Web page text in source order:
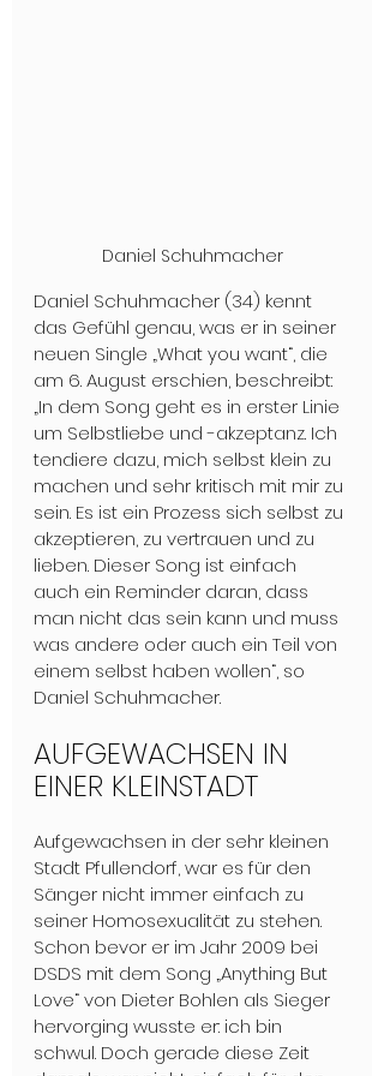
Daniel Schuhmacher
Daniel Schuhmacher (34) kennt
das Gefühl genau, was er in seiner
neuen Single „What you want“, die
am 6. August erschien, beschreibt:
„In dem Song geht es in erster Linie
um Selbstliebe und -akzeptanz. Ich
tendiere dazu, mich selbst klein zu
machen und sehr kritisch mit mir zu
sein. Es ist ein Prozess sich selbst zu
akzeptieren, zu vertrauen und zu
lieben. Dieser Song ist einfach
auch ein Reminder daran, dass
man nicht das sein kann und muss
was andere oder auch ein Teil von
einem selbst haben wollen“, so
Daniel Schuhmacher.
AUFGEWACHSEN IN
EINER KLEINSTADT
Aufgewachsen in der sehr kleinen
Stadt Pfullendorf, war es für den
Sänger nicht immer einfach zu
seiner Homosexualität zu stehen.
Schon bevor er im Jahr 2009 bei
DSDS mit dem Song „Anything But
Love“ von Dieter Bohlen als Sieger
hervorging wusste er: ich bin
schwul. Doch gerade diese Zeit